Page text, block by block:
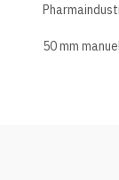
50 mm